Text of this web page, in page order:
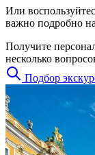
Или
важно подробно
Получите
несколько
Подбор